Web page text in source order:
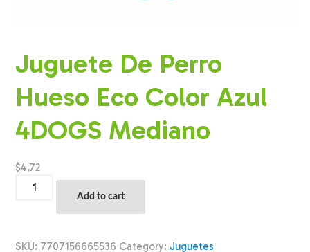
Juguete De Perro
Hueso Eco Color Azul
4DOGS Mediano
$4,72
Color
Add to cart
SKU: 7707156665536 Category: Juguetes